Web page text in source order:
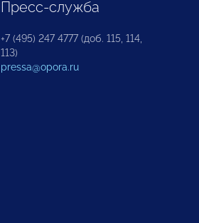
Пресс-служба
+7 (495) 247 4777 (доб. 115, 114,
113)
pressa@opora.ru